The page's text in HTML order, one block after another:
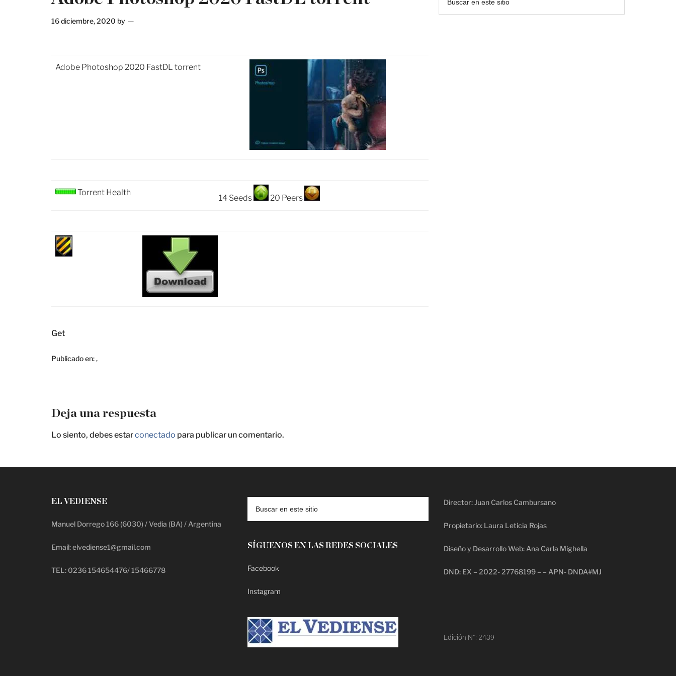
16 diciembre, 2020 by
Adobe Photoshop 2020 FastDL torrent
Torrent Health
14 Seeds 20 Peers
Get
Publicado en:,
Deja una respuesta
Lo siento, debes estarconectado para publicar un comentario.
EL VEDIENSE
Manuel Dorrego 166 (6030) / Vedia (BA) / Argentina
Email: elvediense1@gmail.com
TEL: 0236 154654476/ 15466778
SÍGUENOS EN LAS REDES SOCIALES
Facebook
Instagram
Director: Juan Carlos Cambursano
Propietario: Laura Leticia Rojas
Diseño y Desarrollo Web: Ana Carla Mighella
DND: EX – 2022- 27768199 – – APN- DNDA#MJ
Edición N°: 2439